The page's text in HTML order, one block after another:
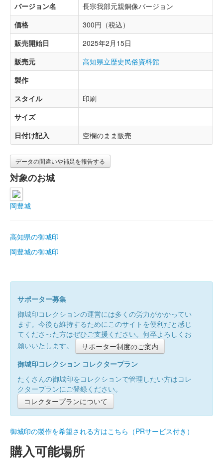
バージョン名
長宗我部元親銅像バージョン
価格
300円（税込）
販売開始日
2025年2月15日
販売元
高知県立歴史民俗資料館
製作
スタイル
印刷
サイズ
日付け記入
空欄のまま販売
データの間違いや補足を報告する
対象のお城
岡豊城
高知県の御城印
岡豊城の御城印
サポーター募集
御城印コレクションの運営には多くの労力がかかってい
ます。今後も維持するためにこのサイトを便利だと感じ
てくださった方はぜひご支援ください。何卒よろしくお
願いいたします。
サポーター制度のご案内
御城印コレクション コレクタープラン
たくさんの御城印をコレクションで管理したい方はコレ
クタープランにご登録ください。
コレクタープランについて
御城印の製作を希望される方はこちら（PRサービス付き）
購入可能場所